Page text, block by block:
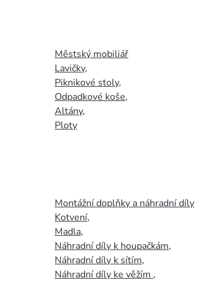
Městský mobiliář
Lavičky,
Piknikové stoly,
Odpadkové koše,
Altány,
Ploty
Montážní doplňky a náhradní díly
Kotvení,
Madla,
Náhradní díly k houpačkám,
Náhradní díly k sítím,
Náhradní díly ke věžím ,